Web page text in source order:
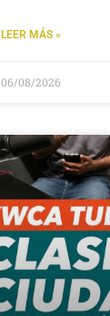
LEER MÁS »
06/08/2026